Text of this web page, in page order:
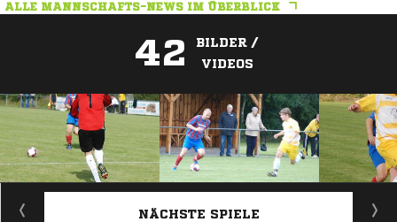
ALLE MANNSCHAFTS-NEWS IM ÜBERBLICK
42
BILDER /
VIDEOS
ANZEIGE
NÄCHSTE SPIELE